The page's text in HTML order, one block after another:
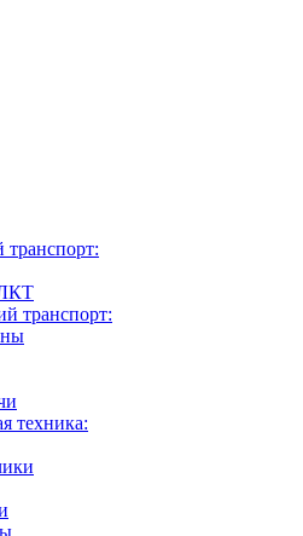
транспорт:
транспорт:
техника: